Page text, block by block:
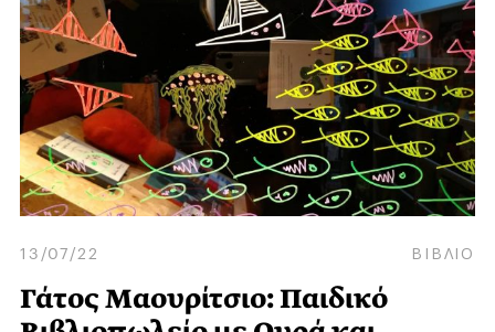
13/07/22 ΒΙΒΛΙΟ
Γάτος Μαουρίτσιο: Παιδικό